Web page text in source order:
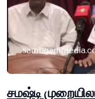
சமஷ்டி